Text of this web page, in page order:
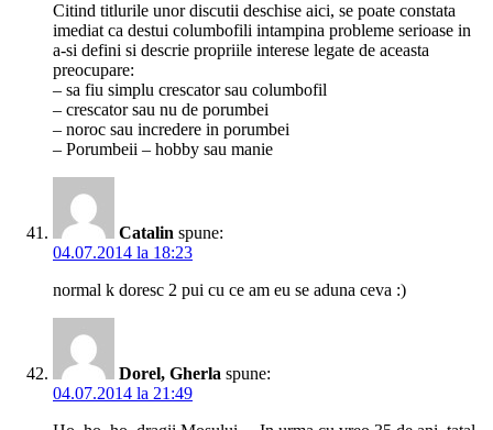
Citind titlurile unor discutii deschise aici, se poate constata
imediat ca destui columbofili intampina probleme serioase in
a-si defini si descrie propriile interese legate de aceasta
preocupare:
– sa fiu simplu crescator sau columbofil
– crescator sau nu de porumbei
– noroc sau incredere in porumbei
– Porumbeii – hobby sau manie
Catalin spune:
04.07.2014 la 18:23
normal k doresc 2 pui cu ce am eu se aduna ceva :)
Dorel, Gherla spune:
04.07.2014 la 21:49